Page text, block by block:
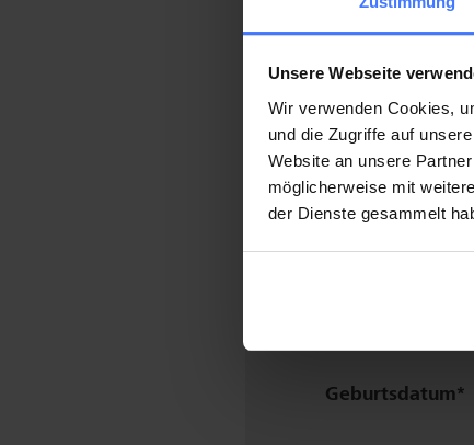
Unsere Webseite
Wir verwenden Cookies,
und die Zugriffe auf
Website an unsere
möglicherweise mit
der Dienste gesammelt
Land
Telefon Mobile:
Festnetz:
Geburtsdatum